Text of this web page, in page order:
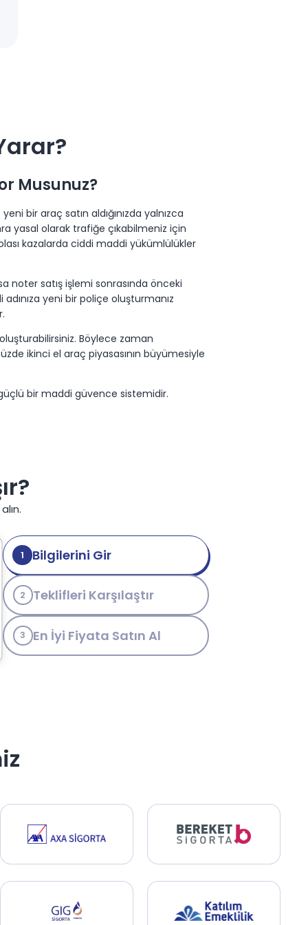
Musunuz?
bir araç satın aldığınızda yalnızca
yasal olarak trafiğe çıkabilmeniz için
kazalarda ciddi maddi yükümlülükler
noter satış işlemi sonrasında önceki
yeni bir poliçe oluşturmanız
Böylece zaman
ikinci el araç piyasasının büyümesiyle
bir maddi güvence sistemidir.
bazıları çok daha kapsamlı
oranı daha yüksek olduğu için güçlü
aynı ekranda inceleyebilirsiniz. Böylece
nedenle yalnızca uygun fiyatlı değil,
istiyorsanız doğru sigorta planlaması
tamamlandıktan sonra mevcut
kolayca karşılaştırabilirsiniz. Böylece
maddi yükümlülüklerle karşılaşabilirsiniz.
güvence sistemlerinden biridir. Siz de
1 Bilgilerini Gir
2 Teklifleri Karşılaştır
3 En İyi Fiyata Satın Al